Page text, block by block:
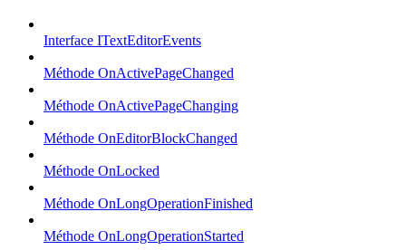
Interface ITextEditorEvents
Méthode OnActivePageChanged
Méthode OnActivePageChanging
Méthode OnEditorBlockChanged
Méthode OnLocked
Méthode OnLongOperationFinished
Méthode OnLongOperationStarted